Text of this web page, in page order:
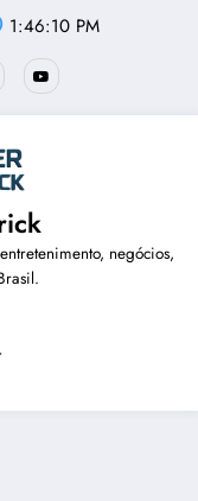
1:46:10 PM
negócios,